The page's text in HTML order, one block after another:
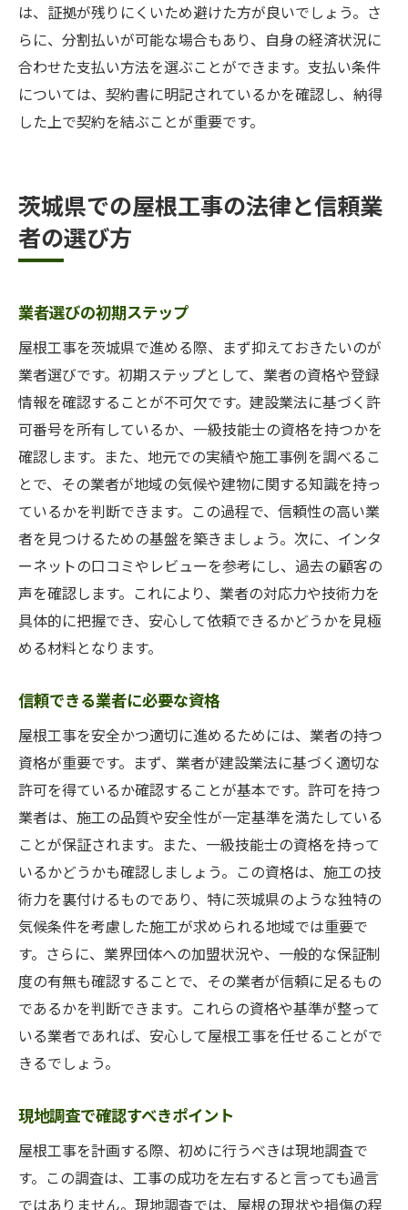
は、証拠が残りにくいため避けた方が良いでしょう。さ
らに、分割払いが可能な場合もあり、自身の経済状況に
合わせた支払い方法を選ぶことができます。支払い条件
については、契約書に明記されているかを確認し、納得
した上で契約を結ぶことが重要です。
茨城県での屋根工事の法律と信頼業
者の選び方
業者選びの初期ステップ
屋根工事を茨城県で進める際、まず抑えておきたいのが
業者選びです。初期ステップとして、業者の資格や登録
情報を確認することが不可欠です。建設業法に基づく許
可番号を所有しているか、一級技能士の資格を持つかを
確認します。また、地元での実績や施工事例を調べるこ
とで、その業者が地域の気候や建物に関する知識を持っ
ているかを判断できます。この過程で、信頼性の高い業
者を見つけるための基盤を築きましょう。次に、インタ
ーネットの口コミやレビューを参考にし、過去の顧客の
声を確認します。これにより、業者の対応力や技術力を
具体的に把握でき、安心して依頼できるかどうかを見極
める材料となります。
信頼できる業者に必要な資格
屋根工事を安全かつ適切に進めるためには、業者の持つ
資格が重要です。まず、業者が建設業法に基づく適切な
許可を得ているか確認することが基本です。許可を持つ
業者は、施工の品質や安全性が一定基準を満たしている
ことが保証されます。また、一級技能士の資格を持って
いるかどうかも確認しましょう。この資格は、施工の技
術力を裏付けるものであり、特に茨城県のような独特の
気候条件を考慮した施工が求められる地域では重要で
す。さらに、業界団体への加盟状況や、一般的な保証制
度の有無も確認することで、その業者が信頼に足るもの
であるかを判断できます。これらの資格や基準が整って
いる業者であれば、安心して屋根工事を任せることがで
きるでしょう。
現地調査で確認すべきポイント
屋根工事を計画する際、初めに行うべきは現地調査で
す。この調査は、工事の成功を左右すると言っても過言
ではありません。現地調査では、屋根の現状や損傷の程